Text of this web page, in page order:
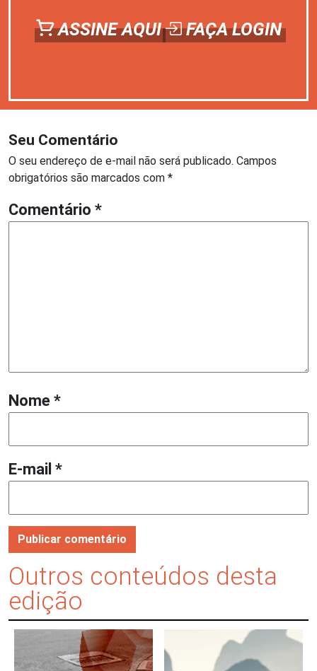
ASSINE AQUI FAÇA LOGIN
Seu Comentário
O seu endereço de e-mail não será publicado. Campos
obrigatórios são marcados com *
Comentário *
Nome *
E-mail *
Outros conteúdos desta
edição